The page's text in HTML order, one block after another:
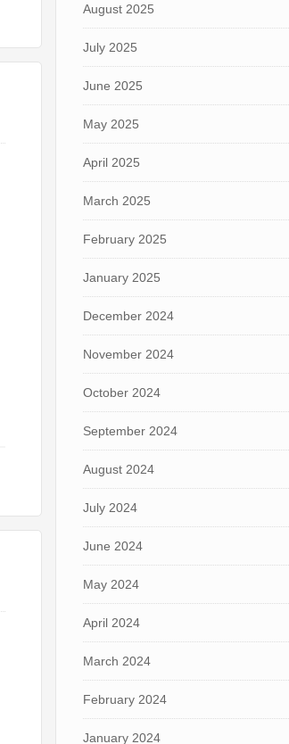
August 2025
July 2025
June 2025
May 2025
April 2025
March 2025
February 2025
January 2025
December 2024
November 2024
October 2024
September 2024
August 2024
July 2024
June 2024
May 2024
April 2024
March 2024
February 2024
January 2024